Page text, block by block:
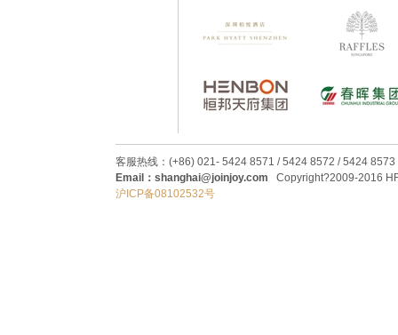
客服热线：(+86) 021- 5424 8571 / 5424 8572 / 5424 8573
Email：shanghai@joinjoy.com Copyright?2009-2016
沪ICP备08102532号